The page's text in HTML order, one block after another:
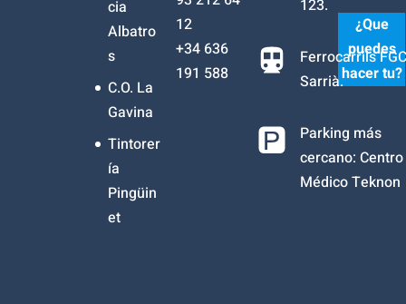
cia
Albatro
s
C.O. La
Gavina
Tintorer
ía
Pingüin
et
12
+34 636
191 588
123.
Ferrocarrils FGC
Sarrià.
Parking más
cercano: Centro
Médico Teknon
¿Que
puedes
hacer tu?